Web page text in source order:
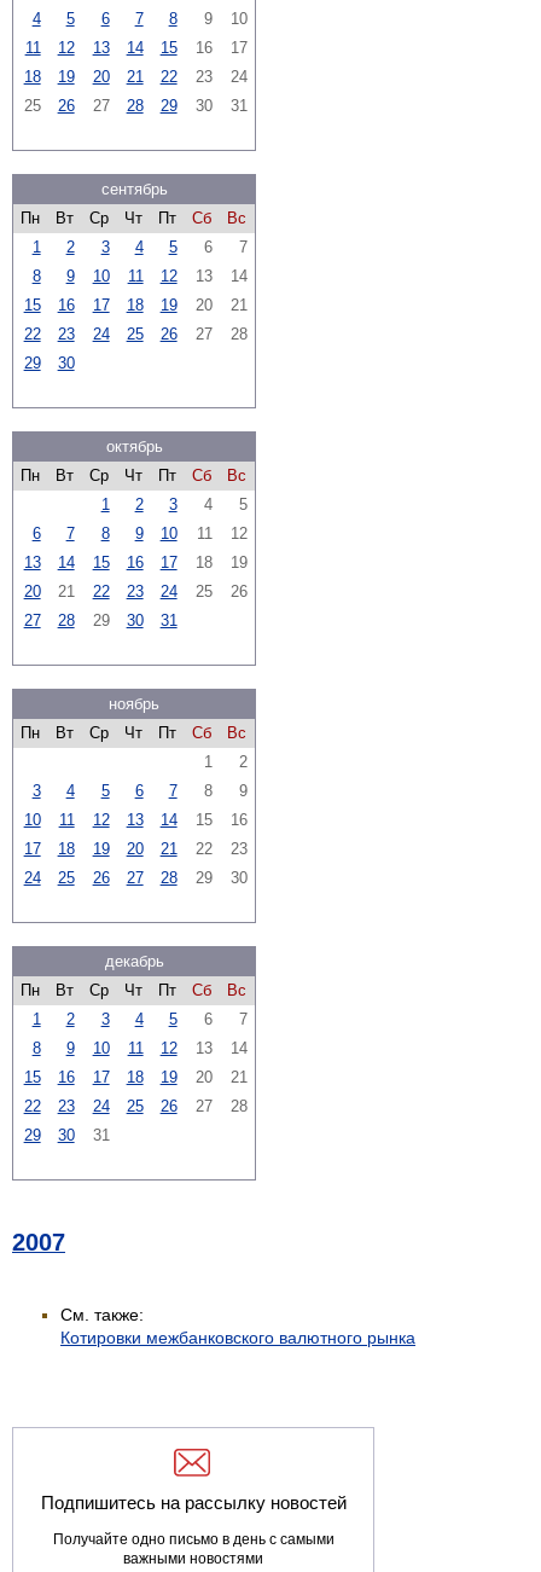
4 5 6 7 8 9
10
11
12 13 14 15 16
17
18
19 20 21 22 23
24
25
26 27 28 29 30 31
сентябрь
Пн
Вт Ср Чт Пт Сб
Вс
1
2 3 4 5 6
7
8
9 10 11 12 13
14
15
16 17 18 19 20
21
22
23 24 25 26 27
28
29
30
октябрь
Пн
Вт Ср Чт Пт Сб
Вс
1
2 3 4
5
6
7 8 9 10 11
12
13
14 15 16 17 18
19
20
21 22 23 24 25
26
27
28 29 30 31
ноябрь
Пн
Вт Ср Чт Пт Сб
Вс
1
2
3
4 5 6 7 8
9
10
11 12 13 14 15
16
17
18 19 20 21 22
23
24
25 26 27 28 29 30
декабрь
Пн
Вт Ср Чт Пт Сб
Вс
1
2 3 4 5 6
7
8
9 10 11 12 13
14
15
16 17 18 19 20
21
22
23 24 25 26 27
28
29
30 31
2007
См. также:
Котировки межбанковского валютного рынка
Подпишитесь на рассылку новостей
Получайте одно письмо в день с самыми
важными новостями